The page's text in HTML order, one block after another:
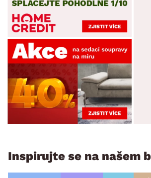
Inspirujte se na našem